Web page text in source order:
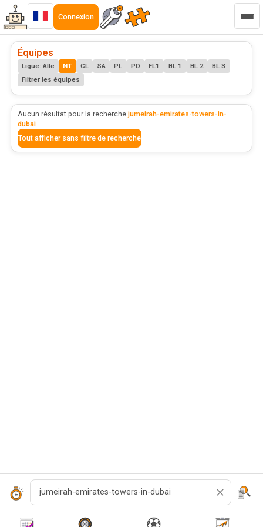
Connexion
Équipes
Ligue: Alle NT CL SA PL PD FL1 BL 1 BL 2
BL 3
Filtrer les équipes
Aucun résultat pour la recherche jumeirah-emirates-towers-in-
dubai.
Tout afficher sans filtre de recherche
Recherche